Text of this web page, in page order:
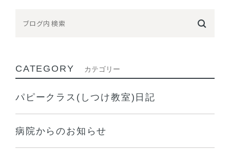
CATEGORY カテゴリー
パピークラス(しつけ教室)日記
病院からのお知らせ